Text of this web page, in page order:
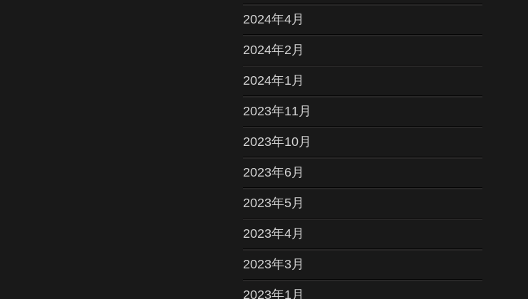
2024年4月
2024年2月
2024年1月
2023年11月
2023年10月
2023年6月
2023年5月
2023年4月
2023年3月
2023年1月